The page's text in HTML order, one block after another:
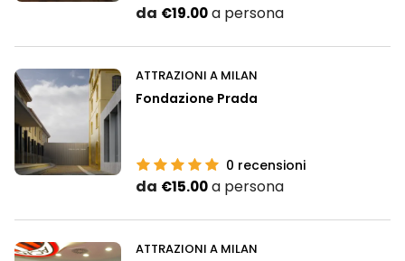
da €19.00a persona
ATTRAZIONI A MILAN
Fondazione Prada
0 recensioni
da €15.00a persona
ATTRAZIONI A MILAN